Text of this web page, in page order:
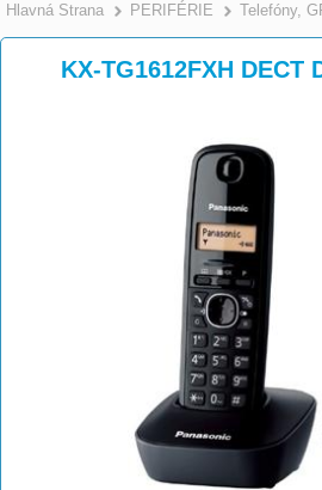
Hlavná Strana >
PERIFÉRIE Telefóny,
KX-TG1612FXH DECT